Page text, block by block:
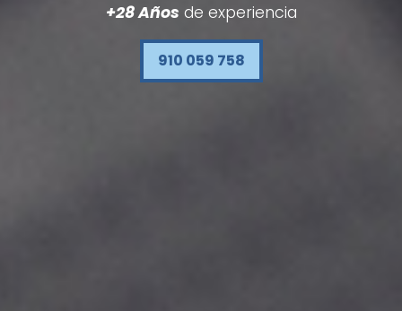
+28 Años de experiencia
910 059 758